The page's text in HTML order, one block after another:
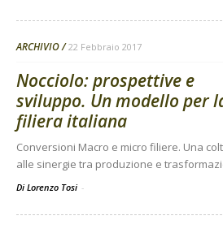
ARCHIVIO 22 Febbraio 2017
Nocciolo: prospettive e
sviluppo. Un modello per
filiera italiana
Conversioni Macro e micro filiere. Una
alle sinergie tra produzione e
Di Lorenzo Tosi -